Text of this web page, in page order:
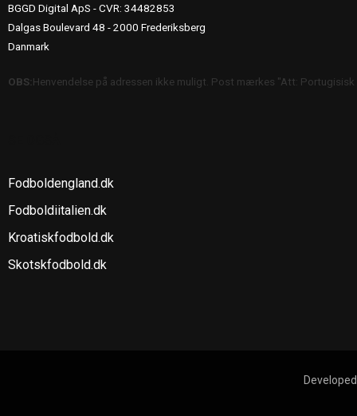
BGGD Digital ApS - CVR: 34482853
Dalgas Boulevard 48 - 2000 Frederiksberg
Danmark
OBS:Henvendelse på adressen ikke muligt. Post mærkes "Att:
Fodboldengland.dk
Fodboldiitalien.dk
Kroatiskfodbold.dk
Skotskfodbold.dk